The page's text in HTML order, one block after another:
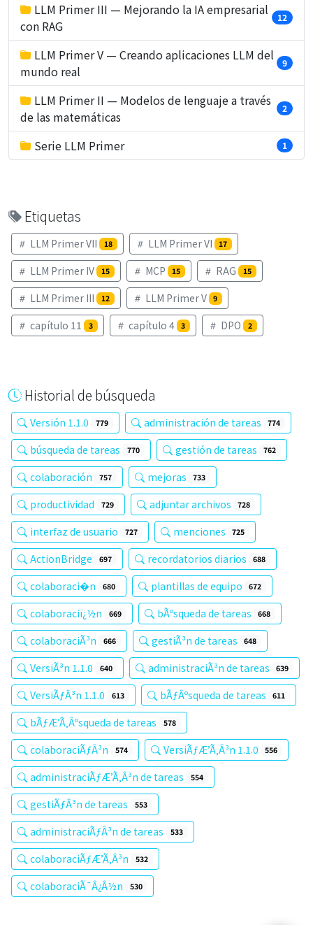
LLM Primer III — Mejorando la IA empresarial
con RAG
12
LLM Primer V — Creando aplicaciones LLM del
mundo real
9
LLM Primer II — Modelos de lenguaje a través
de las matemáticas
2
Serie LLM Primer 1
Etiquetas
LLM Primer VII 18 LLM Primer VI 17
LLM Primer IV 15 MCP 15 RAG 15
LLM Primer III 12 LLM Primer V 9
capítulo 11 3 capítulo 4 3 DPO 2
Historial de búsqueda
Versión 1.1.0 779 administración de tareas 774
búsqueda de tareas 770 gestión de tareas 762
colaboración 757 mejoras 733
productividad 729 adjuntar archivos 728
interfaz de usuario 727 menciones 725
ActionBridge 697 recordatorios diarios 688
colaboraci�n 680 plantillas de equipo 672
colaboraciï¿½n 669 bÃºsqueda de tareas 668
colaboraciÃ³n 666 gestiÃ³n de tareas 648
VersiÃ³n 1.1.0 640 administraciÃ³n de tareas 639
VersiÃƒÂ³n 1.1.0 613 bÃƒÂºsqueda de tareas 611
bÃƒÆ’Ã‚Âºsqueda de tareas 578
colaboraciÃƒÂ³n 574 VersiÃƒÆ’Ã‚Â³n 1.1.0 556
administraciÃƒÆ’Ã‚Â³n de tareas 554
gestiÃƒÂ³n de tareas 553
administraciÃƒÂ³n de tareas 533
colaboraciÃƒÆ’Ã‚Â³n 532
colaboraciÃ¯Â¿Â½n 530